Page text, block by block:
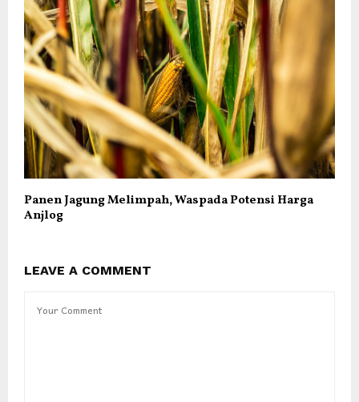
Panen Jagung Melimpah, Waspada Potensi Harga
Anjlog
LEAVE A COMMENT